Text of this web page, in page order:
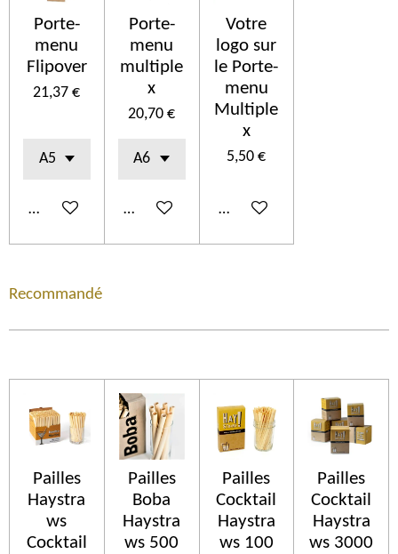
Porte-
menu
Flipover
21,37 €
In den Warenkorb
Porte-
menu
multiple
x
20,70 €
In den Warenkorb
Votre
logo sur
le Porte-
menu
Multiple
x
5,50 €
In den Warenkorb
Recommandé
Pailles
Haystra
ws
Cocktail
Pailles
Boba
Haystra
ws 500
Pailles
Cocktail
Haystra
ws 100
Pailles
Cocktail
Haystra
ws 3000